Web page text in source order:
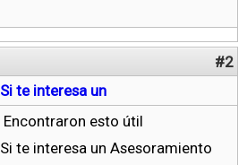
#2
Si te interesa un
Encontraron esto útil
Si te interesa un Asesoramiento